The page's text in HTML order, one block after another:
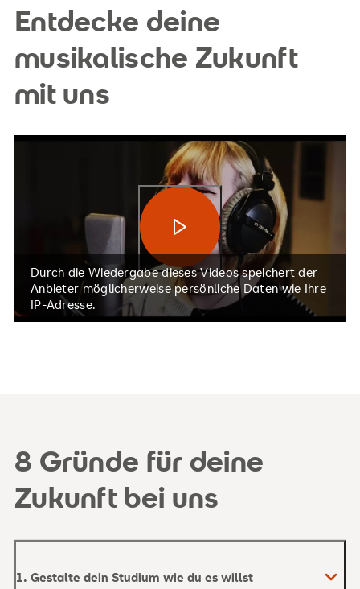
Entdecke deine
musikalische Zukunft
mit uns
Video abspielen
Durch die Wiedergabe dieses Videos speichert der
Anbieter möglicherweise persönliche Daten wie Ihre
IP-Adresse.
8 Gründe für deine
Zukunft bei uns
1. Gestalte dein Studium wie du es willst